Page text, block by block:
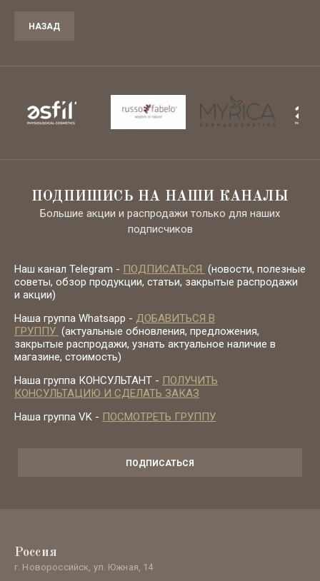
НАЗАД
ПОДПИШИСЬ НА НАШИ КАНАЛЫ
Большие акции и распродажи только для наших
подписчиков
Наш канал Telegram - ПОДПИСАТЬСЯ (новости, полезные
советы, обзор продукции, статьи, закрытые распродажи
и акции)
Наша группа Whatsapp - ДОБАВИТЬСЯ В
ГРУППУ (актуальные обновления, предложения,
закрытые распродажи, узнать актуальное наличие в
магазине, стоимость)
Наша группа КОНСУЛЬТАНТ - ПОЛУЧИТЬ
КОНСУЛЬТАЦИЮ И СДЕЛАТЬ ЗАКАЗ
Наша группа VK - ПОСМОТРЕТЬ ГРУППУ
ПОДПИСАТЬСЯ
Россия
г. Новороссийск, ул. Южная, 14